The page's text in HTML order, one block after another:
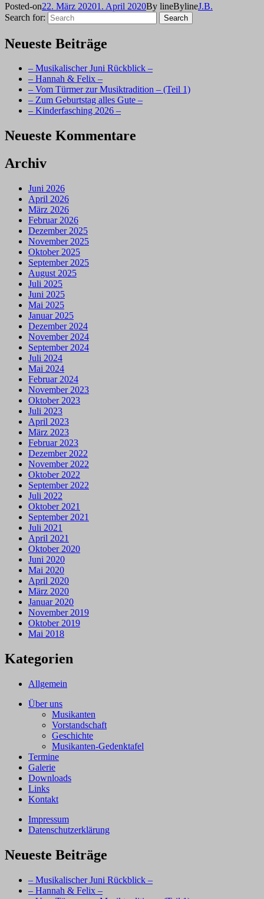
Posted-on22. März 20201. April 2020By lineBylineJ.B.
Search for:
Search
Neueste Beiträge
– Musikalischer Juni Rückblick –
– Hannah & Felix –
– Vom Türmer zur Musiktradition – (Teil 1)
– Zum Geburtstag alles Gute –
– Kinderfasching 2026 –
Neueste Kommentare
Archiv
Juni 2026
April 2026
März 2026
Februar 2026
Dezember 2025
November 2025
Oktober 2025
September 2025
August 2025
Juli 2025
Juni 2025
Mai 2025
Januar 2025
Dezember 2024
November 2024
September 2024
Juli 2024
Mai 2024
Februar 2024
November 2023
Oktober 2023
Juli 2023
April 2023
März 2023
Februar 2023
Dezember 2022
November 2022
Oktober 2022
September 2022
Juli 2022
Oktober 2021
September 2021
Juli 2021
April 2021
Oktober 2020
Juni 2020
Mai 2020
April 2020
März 2020
Januar 2020
November 2019
Oktober 2019
Mai 2018
Kategorien
Allgemein
Über uns
Musikanten
Vorstandschaft
Geschichte
Musikanten-Gedenktafel
Termine
Galerie
Downloads
Links
Kontakt
Impressum
Datenschutzerklärung
Neueste Beiträge
– Musikalischer Juni Rückblick –
– Hannah & Felix –